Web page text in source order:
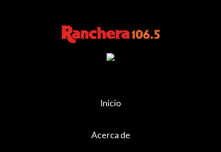
Inicio
Acerca de